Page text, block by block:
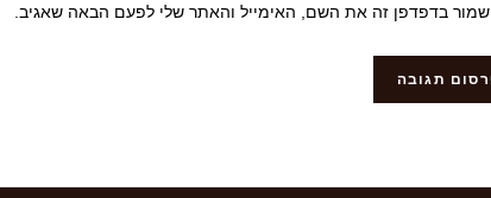
שמור בדפדפן זה את השם, האימייל והאתר שלי לפעם הבאה שאגיב.